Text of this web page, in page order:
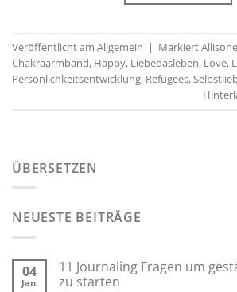
Veröffentlicht am Allgemein | MarkiertAllisone
Chakraarmband, Happy, Liebedasleben, Love,
Persönlichkeitsentwicklung, Refugees,
ÜBERSETZEN
NEUESTE BEITRÄGE
04
Jan.
11 Journaling Fragen um
zu starten